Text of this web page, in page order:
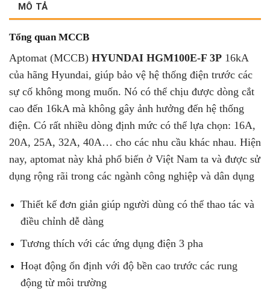
MÔ TẢ
Tổng quan MCCB
Aptomat (MCCB) HYUNDAI HGM100E-F 3P 16kA
của hãng Hyundai, giúp bảo vệ hệ thống điện trước các
sự cố không mong muốn. Nó có thể chịu được dòng cắt
cao đến 16kA mà không gây ảnh hưởng đến hệ thống
điện. Có rất nhiều dòng định mức có thể lựa chọn: 16A,
20A, 25A, 32A, 40A… cho các nhu cầu khác nhau. Hiện
nay, aptomat này khả phổ biến ở Việt Nam ta và được sử
dụng rộng rãi trong các ngành công nghiệp và dân dụng
Thiết kế đơn giản giúp người dùng có thể thao tác và
điều chỉnh dễ dàng
Tương thích với các ứng dụng điện 3 pha
Hoạt động ổn định với độ bền cao trước các rung
động từ môi trường